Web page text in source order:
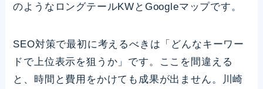
のようなロングテールKWとGoogleマップです。
SEO対策で最初に考えるべきは「どんなキーワー
ドで上位表示を狙うか」です。ここを間違える
と、時間と費用をかけても成果が出ません。川崎